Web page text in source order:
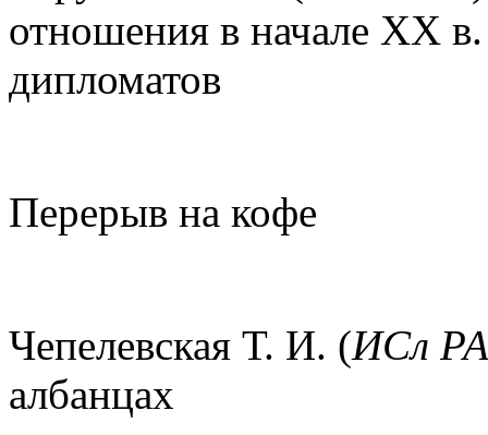
отношения в начале XX
дипломатов
Перерыв на кофе
Чепелевская Т. И. (ИСл
албанцах